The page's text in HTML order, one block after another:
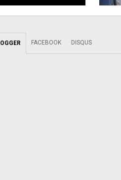
FACEBOOK DISQUS